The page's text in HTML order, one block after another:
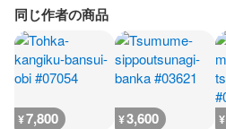
同じ作者の商品
¥7,800 ¥3,600 ¥